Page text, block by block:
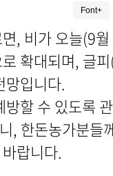
Font+
, 비가 오늘(9
확대되며, 글
망입니다.
방할 수 있도록
, 한돈농가분들
랍니다.